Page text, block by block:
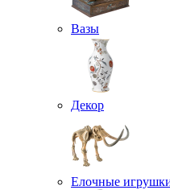
Вазы
Декор
Елочные